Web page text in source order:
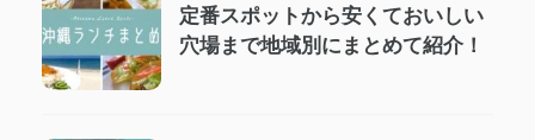
定番スポットから安くておいしい
穴場まで地域別にまとめて紹介！